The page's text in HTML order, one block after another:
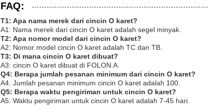
FAQ:
T1: Apa nama merek dari cincin O karet?
A1: Nama merek dari cincin O karet adalah segel minyak.
T2: Apa nomor model dari cincin O karet?
A2: Nomor model cincin O karet adalah TC dan TB.
T3: Di mana cincin O karet dibuat?
A3: cincin O karet dibuat di FOLON.A.
Q4: Berapa jumlah pesanan minimum dari cincin O karet?
A4: Jumlah pesanan minimum cincin O karet adalah 100.
Q5: Berapa waktu pengiriman untuk cincin O karet?
A5: Waktu pengiriman untuk cincin O karet adalah 7-45 hari.